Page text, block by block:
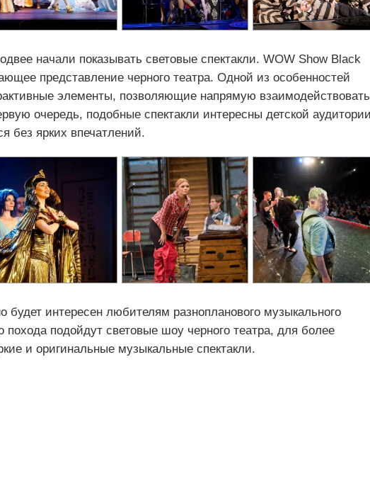
начали показывать световые спектакли. WOW Show Black
представление черного театра. Одной из особенностей
элементы, позволяющие напрямую взаимодействовать
очередь, подобные спектакли интересны детской
без ярких впечатлений.
будет интересен любителям разнопланового музыкального
похода подойдут световые шоу черного театра, для более
и оригинальные музыкальные спектакли.